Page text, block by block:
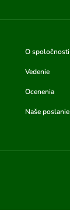
O spoločnosti
Vedenie
Ocenenia
Naše poslanie